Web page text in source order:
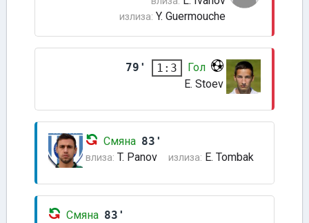
излиза: Y. Guermouche
79' 1:3
Гол
E. Stoev
Смяна 83'
влиза: T. Panov излиза: E. Tombak
Смяна 83'